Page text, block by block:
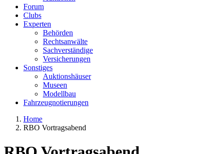
Forum
Clubs
Experten
Behörden
Rechtsanwälte
Sachverständige
Versicherungen
Sonstiges
Auktionshäuser
Museen
Modellbau
Fahrzeugnotierungen
Home
RBO Vortragsabend